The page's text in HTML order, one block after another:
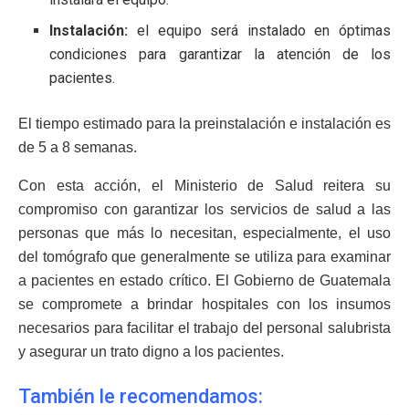
Instalación: el equipo será instalado en óptimas
condiciones para garantizar la atención de los
pacientes.
El tiempo estimado para la preinstalación e instalación es
de 5 a 8 semanas.
Con esta acción, el Ministerio de Salud reitera su
compromiso con garantizar los servicios de salud a las
personas que más lo necesitan, especialmente, el uso
del tomógrafo que generalmente se utiliza para examinar
a pacientes en estado crítico. El Gobierno de Guatemala
se compromete a brindar hospitales con los insumos
necesarios para facilitar el trabajo del personal salubrista
y asegurar un trato digno a los pacientes.
También le recomendamos: